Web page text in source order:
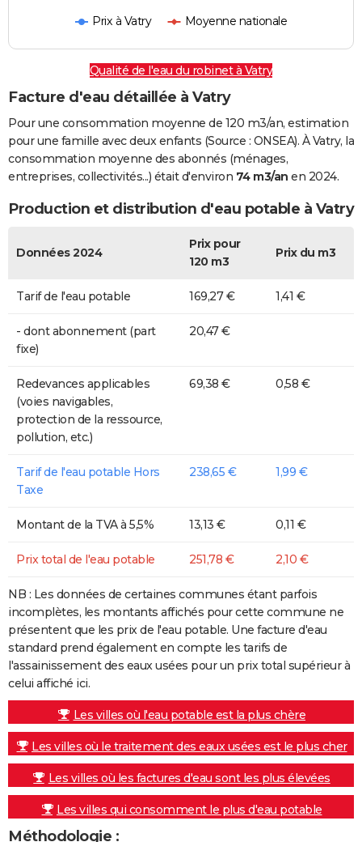
Prix à Vatry Moyenne nationale
Qualité de l'eau du robinet à Vatry
Facture d'eau détaillée à Vatry
Pour une consommation moyenne de 120 m3/an, estimation
pour une famille avec deux enfants (Source : ONSEA). À Vatry, la
consommation moyenne des abonnés (ménages,
entreprises, collectivités...) était d'environ 74 m3/an en 2024.
Production et distribution d'eau potable à Vatry
Données 2024
Prix pour
120 m3
Prix du m3
Tarif de l'eau potable 169,27 € 1,41 €
- dont abonnement (part
fixe)
20,47 €
Redevances applicables
(voies navigables,
protection de la ressource,
pollution, etc.)
69,38 € 0,58 €
Tarif de l'eau potable Hors
Taxe
238,65 € 1,99 €
Montant de la TVA à 5,5% 13,13 € 0,11 €
Prix total de l'eau potable 251,78 € 2,10 €
NB : Les données de certaines communes étant parfois
incomplètes, les montants affichés pour cette commune ne
présentent que les prix de l'eau potable. Une facture d'eau
standard prend également en compte les tarifs de
l'assainissement des eaux usées pour un prix total supérieur à
celui affiché ici.
Les villes où l'eau potable est la plus chère
Les villes où le traitement des eaux usées est le plus cher
Les villes où les factures d'eau sont les plus élevées
Les villes qui consomment le plus d'eau potable
Méthodologie :